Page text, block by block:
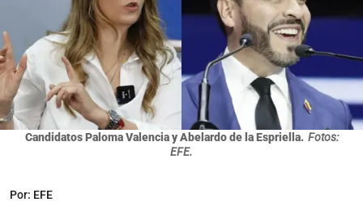
Candidatos Paloma Valencia y Abelardo de la Espriella. Fotos:
EFE.
Por: EFE